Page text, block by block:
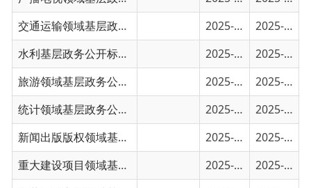
水利基层政务公开标准目录
旅游领域基层政务公开标准目录 2025-01-30 2025-01-30
统计领域基层政务公开标准目录 2025-01-30 2025-01-30
新闻出版版权领域基层政务公开标准目录 2025-01-30
2025-01-30
重大建设项目领域基层政务公开标准目录
2025-01-29 2025-01-29
公共资源交易领域基层政务公开标准目录 2025-01-29 2025-01-29
财政预决算领域基层政务公开标准目录 2025-01-29 2025-01-29
安全生产领域基层政务公开标准目录 2025-01-29 2025-01-29